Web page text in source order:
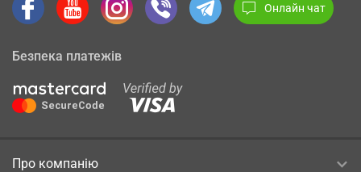
Онлайн чат
Безпека платежів
Про компанію